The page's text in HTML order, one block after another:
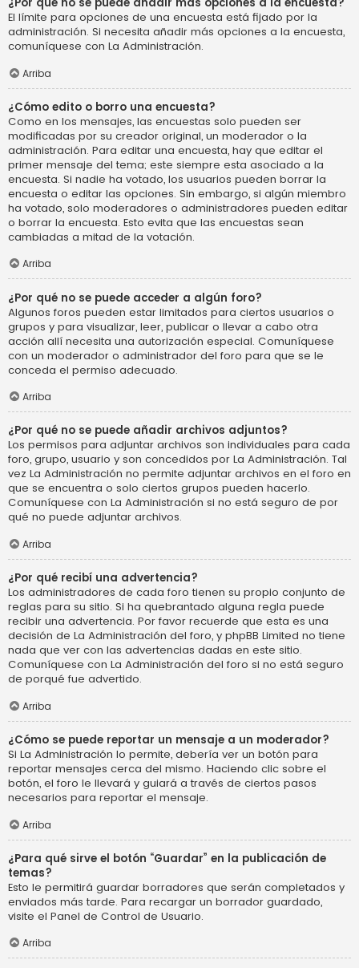
El límite para opciones de una encuesta está fijado por la
administración. Si necesita añadir más opciones a la encuesta,
comuníquese con La Administración.
Arriba
¿Cómo edito o borro una encuesta?
Como en los mensajes, las encuestas solo pueden ser
modificadas por su creador original, un moderador o la
administración. Para editar una encuesta, hay que editar el
primer mensaje del tema; este siempre esta asociado a la
encuesta. Si nadie ha votado, los usuarios pueden borrar la
encuesta o editar las opciones. Sin embargo, si algún miembro
ha votado, solo moderadores o administradores pueden editar
o borrar la encuesta. Esto evita que las encuestas sean
cambiadas a mitad de la votación.
Arriba
¿Por qué no se puede acceder a algún foro?
Algunos foros pueden estar limitados para ciertos usuarios o
grupos y para visualizar, leer, publicar o llevar a cabo otra
acción allí necesita una autorización especial. Comuníquese
con un moderador o administrador del foro para que se le
conceda el permiso adecuado.
Arriba
¿Por qué no se puede añadir archivos adjuntos?
Los permisos para adjuntar archivos son individuales para cada
foro, grupo, usuario y son concedidos por La Administración. Tal
vez La Administración no permite adjuntar archivos en el foro en
que se encuentra o solo ciertos grupos pueden hacerlo.
Comuníquese con La Administración si no está seguro de por
qué no puede adjuntar archivos.
Arriba
¿Por qué recibí una advertencia?
Los administradores de cada foro tienen su propio conjunto de
reglas para su sitio. Si ha quebrantado alguna regla puede
recibir una advertencia. Por favor recuerde que esta es una
decisión de La Administración del foro, y phpBB Limited no tiene
nada que ver con las advertencias dadas en este sitio.
Comuníquese con La Administración del foro si no está seguro
de porqué fue advertido.
Arriba
¿Cómo se puede reportar un mensaje a un moderador?
Si La Administración lo permite, debería ver un botón para
reportar mensajes cerca del mismo. Haciendo clic sobre el
botón, el foro le llevará y guiará a través de ciertos pasos
necesarios para reportar el mensaje.
Arriba
¿Para qué sirve el botón “Guardar” en la publicación de
temas?
Esto le permitirá guardar borradores que serán completados y
enviados más tarde. Para recargar un borrador guardado,
visite el Panel de Control de Usuario.
Arriba